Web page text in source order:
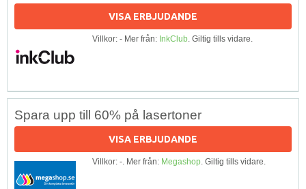
VISA ERBJUDANDE
Villkor: - Mer från: InkClub. Giltig tills vidare.
Spara upp till 60% på lasertoner
VISA ERBJUDANDE
Villkor: -. Mer från: Megashop. Giltig tills vidare.